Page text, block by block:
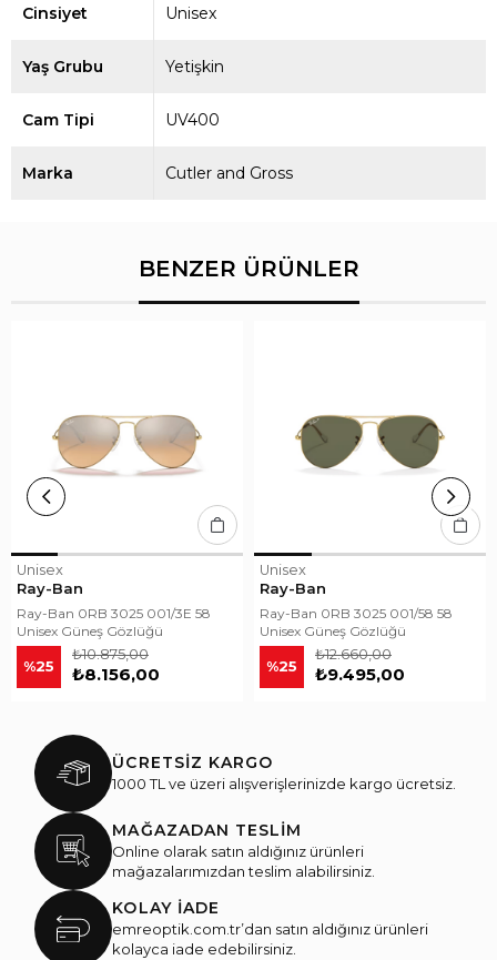
Cinsiyet Unisex
Yaş Grubu Yetişkin
Cam Tipi UV400
Marka Cutler and Gross
BENZER ÜRÜNLER
Unisex
Ray-Ban
Ray-Ban 0RB 3025 001/3E 58
Unisex Güneş Gözlüğü
%25 ₺8.156,00
₺10.875,00
Unisex
Ray-Ban
Ray-Ban 0RB 3025 001/58 58
Unisex Güneş Gözlüğü
%25 ₺9.495,00
₺12.660,00
ÜCRETSİZ KARGO
1000 TL ve üzeri alışverişlerinizde kargo ücretsiz.
MAĞAZADAN TESLİM
Online olarak satın aldığınız ürünleri
mağazalarımızdan teslim alabilirsiniz.
KOLAY İADE
emreoptik.com.tr’dan satın aldığınız ürünleri
kolayca iade edebilirsiniz.